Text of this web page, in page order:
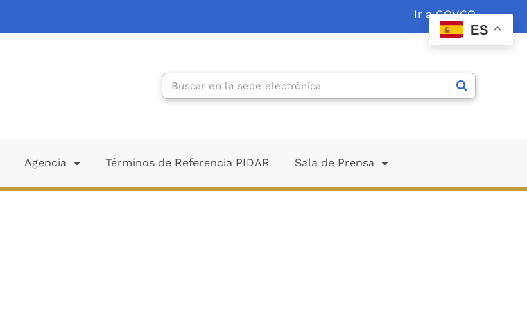
Ir a GOV.CO
Search
Agencia Términos de Referencia PIDAR Sala de Prensa
ES